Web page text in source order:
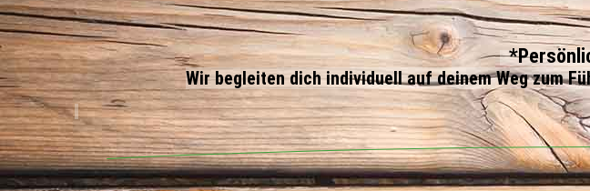
Wir begleiten dich individuell auf deinem Weg zum